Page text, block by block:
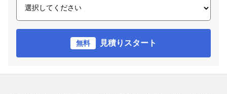
無料 見積りスタート